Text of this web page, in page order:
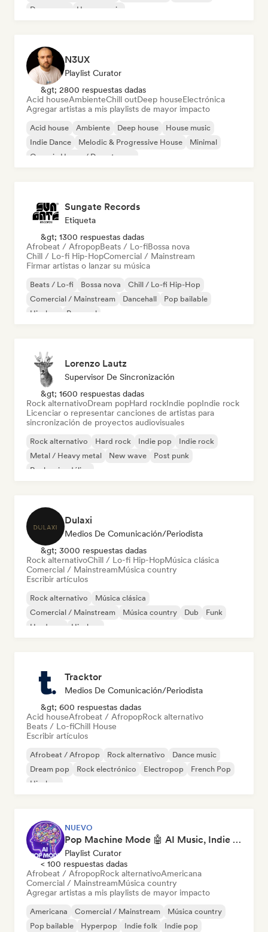
Dream pop
House music
N3UX
Playlist Curator
&gt; 2800 respuestas dadas
Acid houseAmbienteChill outDeep houseElectrónica
Agregar artistas a mis playlists de mayor impacto
Acid house Ambiente Deep house
House music
Indie Dance
Melodic & Progressive House
Minimal
Organic House / Downtempo
Sungate Records
Etiqueta
&gt; 1300 respuestas dadas
Afrobeat / AfropopBeats / Lo-fiBossa nova
Chill / Lo-fi Hip-HopComercial / Mainstream
Firmar artistas o lanzar su música
Beats / Lo-fi Bossa nova
Chill / Lo-fi Hip-Hop
Comercial / Mainstream
Dancehall
Pop bailable
Hip-hop
Pop soul
Lorenzo Lautz
Supervisor De Sincronización
&gt; 1600 respuestas dadas
Rock alternativoDream popHard rockIndie popIndie rock
Licenciar o representar canciones de artistas para
sincronización de proyectos audiovisuales
Rock alternativo Hard rock Indie pop
Indie rock
Metal / Heavy metal
New wave
Post punk
Rock psicodélico
Dulaxi
Medios De Comunicación/Periodista
&gt; 3000 respuestas dadas
Rock alternativoChill / Lo-fi Hip-HopMúsica clásica
Comercial / MainstreamMúsica country
Escribir artículos
Rock alternativo
Música clásica
Comercial / Mainstream
Música country Dub
Funk
Hardcore
Hip-hop
Tracktor
Medios De Comunicación/Periodista
&gt; 600 respuestas dadas
Acid houseAfrobeat / AfropopRock alternativo
Beats / Lo-fiChill House
Escribir artículos
Afrobeat / Afropop Rock alternativo
Dance music
Dream pop
Rock electrónico Electropop
French Pop
Hip-hop
NUEVO
Pop Machine Mode 🤖 AI Music, Indie Pop & Dream Pop
Playlist Curator
< 100 respuestas dadas
Afrobeat / AfropopRock alternativoAmericana
Comercial / MainstreamMúsica country
Agregar artistas a mis playlists de mayor impacto
Americana Comercial / Mainstream
Música country
Pop bailable
Hyperpop Indie folk Indie pop